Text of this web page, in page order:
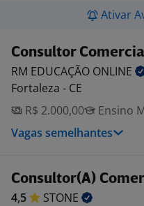
Ativar
Consultor
RM EDUCAÇÃO ONLINE
Fortaleza - CE
R$ 2.000,00
Ensino
Vagas semelhantes
Consultor(A)
4,5
STONE